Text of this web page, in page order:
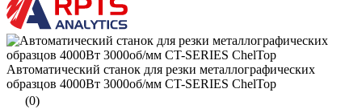
Автоматический станок для резки металлографических
образцов 4000Вт 3000об/мм CT-SERIES ChelTop
(0)